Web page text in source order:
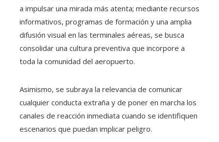
a impulsar una mirada más atenta; mediante recursos
informativos, programas de formación y una amplia
difusión visual en las terminales aéreas, se busca
consolidar una cultura preventiva que incorpore a
toda la comunidad del aeropuerto.
Asimismo, se subraya la relevancia de comunicar
cualquier conducta extraña y de poner en marcha los
canales de reacción inmediata cuando se identifiquen
escenarios que puedan implicar peligro.